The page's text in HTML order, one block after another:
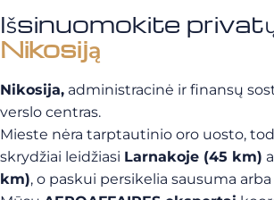
Išsinuomokite
Nikosiją
Nikosija, administracinė ir finansų
verslo centras.
Mieste nėra tarptautinio oro uosto,
skrydžiai leidžiasi Larnakoje (45 km)
km), o paskui persikelia sausuma